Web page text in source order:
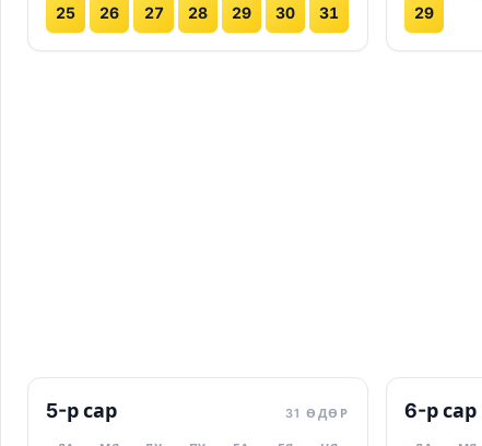
25 26 27 28 29 30 31 29
5-р сар 31 ӨДӨР 6-р сар